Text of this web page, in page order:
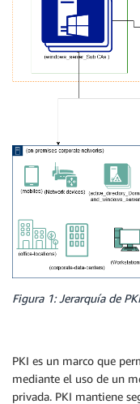
Figura 1: Jerarquía de
PKI es un marco que
mediante el uso de un
privada. PKI mantiene